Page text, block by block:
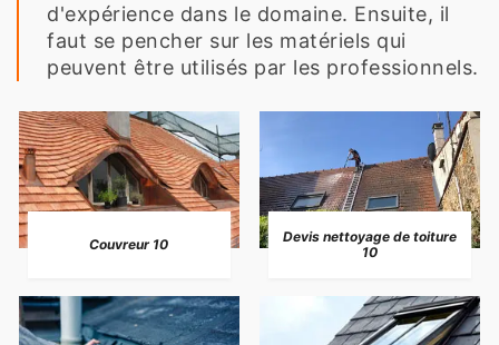
d'expérience dans le domaine. Ensuite, il
faut se pencher sur les matériels qui
peuvent être utilisés par les professionnels.
Couvreur 10
Devis nettoyage de toiture
10